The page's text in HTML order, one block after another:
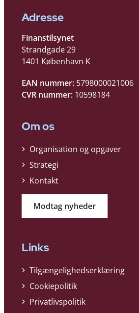
Adresse
Finanstilsynet
Strandgade 29
1401 København K
EAN nummer: 5798000021006
CVR nummer: 10598184
Om os
Organisation og opgaver
Strategi
Kontakt
Modtag nyheder
Links
Tilgængelighedserklæring
Cookiepolitik
Privatlivspolitik